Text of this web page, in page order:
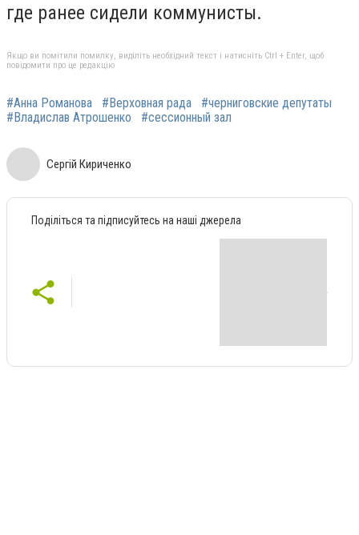
где ранее сидели коммунисты.
Якщо ви помітили помилку, виділіть необхідний текст і натисніть Ctrl + Enter, щоб
повідомити про це редакцію
#Анна Романова #Верховная рада
#черниговские депутаты
#Владислав Атрошенко
#сессионный зал
Сергій Кириченко
Поділіться та підписуйтесь на наші джерела